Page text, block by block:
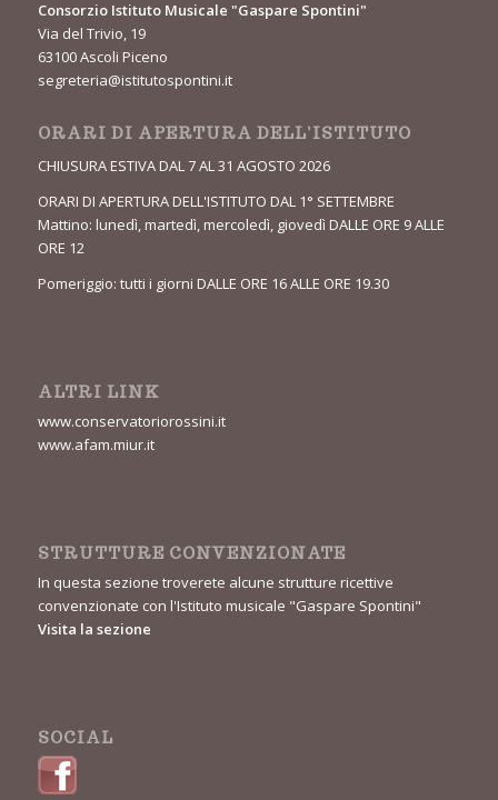
Consorzio Istituto Musicale "Gaspare Spontini"
Via del Trivio, 19
63100 Ascoli Piceno
segreteria@istitutospontini.it
ORARI DI APERTURA DELL’ISTITUTO
CHIUSURA ESTIVA DAL 7 AL 31 AGOSTO 2026
ORARI DI APERTURA DELL'ISTITUTO DAL 1° SETTEMBRE
Mattino: lunedì, martedì, mercoledì, giovedì DALLE ORE 9 ALLE
ORE 12
Pomeriggio: tutti i giorni DALLE ORE 16 ALLE ORE 19.30
ALTRI LINK
www.conservatoriorossini.it
www.afam.miur.it
STRUTTURE CONVENZIONATE
In questa sezione troverete alcune strutture ricettive
convenzionate con l'Istituto musicale "Gaspare Spontini"
Visita la sezione
SOCIAL